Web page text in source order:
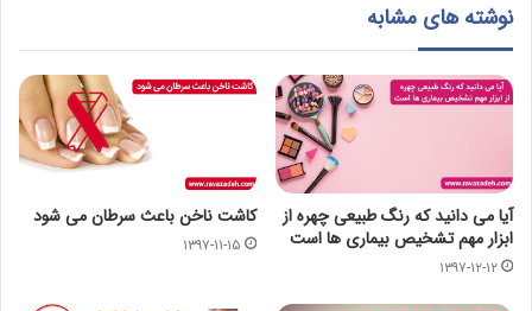
نوشته های مشابه
آیا می دانید که رنگ طبیعی چهره از
ابزار مهم تشخیص بیماری ها است
۱۳۹۷-۱۲-۱۲
کاشت ناخن باعث سرطان می شود
۱۳۹۷-۱۱-۱۵